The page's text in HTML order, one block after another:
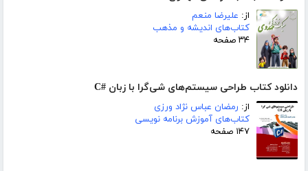
از: علیرضا منعم
کتاب‌های اندیشه و مذهب
۳۴ صفحه
دانلود کتاب طراحی سیستم‌های شی‌گرا با زبان #C
از: رمضان عباس نژاد ورزی
کتاب‌های آموزش برنامه نویسی
۱۴۷ صفحه